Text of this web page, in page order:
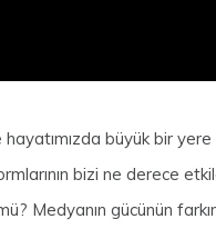
hayatımızda büyük bir
bizi ne derece
Medyanın gücünün